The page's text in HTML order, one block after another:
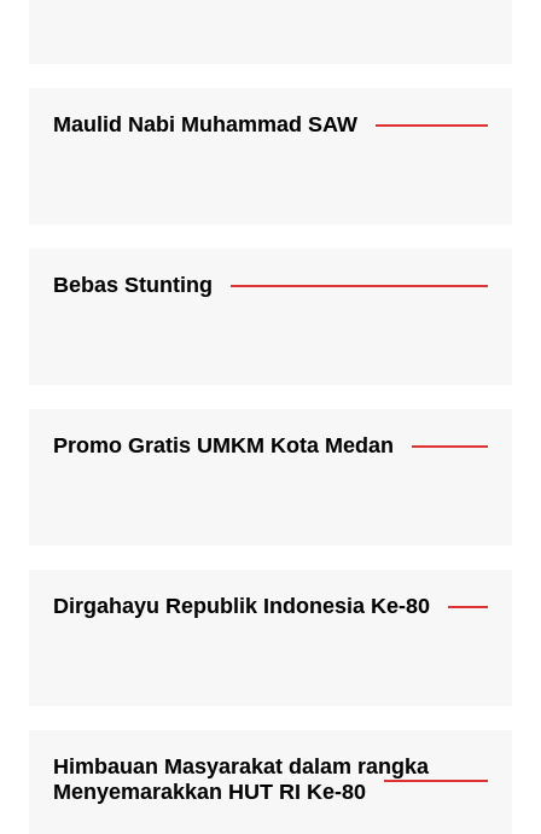
Maulid Nabi Muhammad SAW
Bebas Stunting
Promo Gratis UMKM Kota Medan
Dirgahayu Republik Indonesia Ke-80
Himbauan Masyarakat dalam rangka
Menyemarakkan HUT RI Ke-80